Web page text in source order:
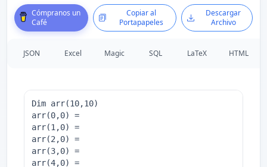
Cómpranos un
Café
Copiar al
Portapapeles
Descargar
Archivo
JSON Excel Magic SQL LaTeX HTML